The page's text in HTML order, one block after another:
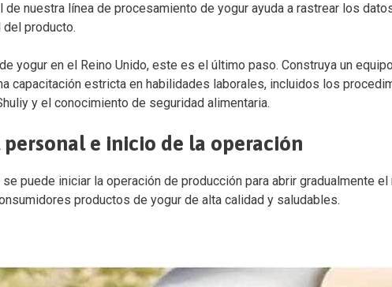
nuestra línea de procesamiento de yogur ayuda a rastrear los
producto.
yogur en el Reino Unido, este es el último paso. Construya un
capacitación estricta en habilidades laborales, incluidos los
y el conocimiento de seguridad alimentaria.
e inicio de la operación
puede iniciar la operación de producción para abrir gradualmente
productos de yogur de alta calidad y saludables.